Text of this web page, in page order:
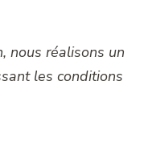
nous réalisons un
les conditions